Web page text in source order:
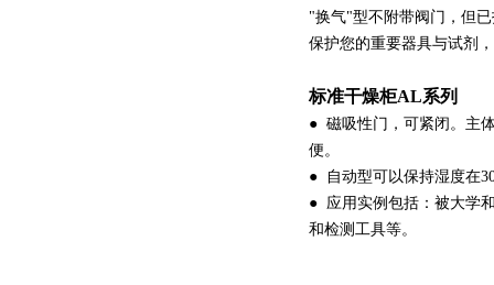
"换气"型不附带阀门，但
保护您的重要器具与试剂
标准干燥柜AL系列
● 磁吸性门，可紧闭。主
便。
● 自动型可以保持湿度在
● 应用实例包括：被大学
和检测工具等。